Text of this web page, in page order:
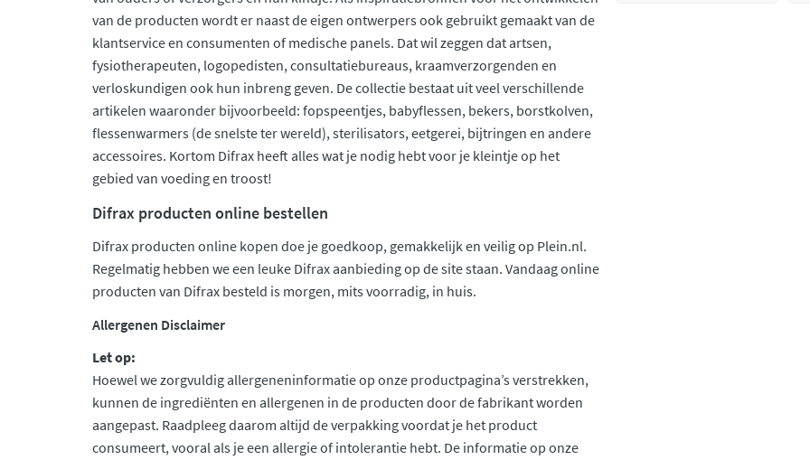
van de producten wordt er naast de eigen ontwerpers ook gebruikt gemaakt van de
klantservice en consumenten of medische panels. Dat wil zeggen dat artsen,
fysiotherapeuten, logopedisten, consultatiebureaus, kraamverzorgenden en
verloskundigen ook hun inbreng geven. De collectie bestaat uit veel verschillende
artikelen waaronder bijvoorbeeld: fopspeentjes, babyflessen, bekers, borstkolven,
flessenwarmers (de snelste ter wereld), sterilisators, eetgerei, bijtringen en andere
accessoires. Kortom Difrax heeft alles wat je nodig hebt voor je kleintje op het
gebied van voeding en troost!
Difrax producten online bestellen
Difrax producten online kopen doe je goedkoop, gemakkelijk en veilig op Plein.nl.
Regelmatig hebben we een leuke Difrax aanbieding op de site staan. Vandaag online
producten van Difrax besteld is morgen, mits voorradig, in huis.
Allergenen Disclaimer
Let op:
Hoewel we zorgvuldig allergeneninformatie op onze productpagina’s verstrekken,
kunnen de ingrediënten en allergenen in de producten door de fabrikant worden
aangepast. Raadpleeg daarom altijd de verpakking voordat je het product
consumeert, vooral als je een allergie of intolerantie hebt. De informatie op onze